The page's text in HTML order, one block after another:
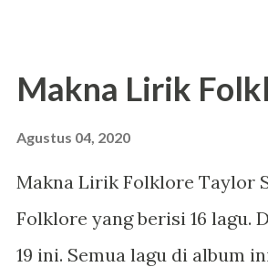
almost dead Just before
usual, she isn't satisfied.
have not enough time to
many times.But I'm trained
survive Walking with
Makna Lirik
Agustus 04, 2020
Makna Lirik Folklore Taylor
Folklore yang berisi 16 lagu.
19 ini. Semua lagu di album